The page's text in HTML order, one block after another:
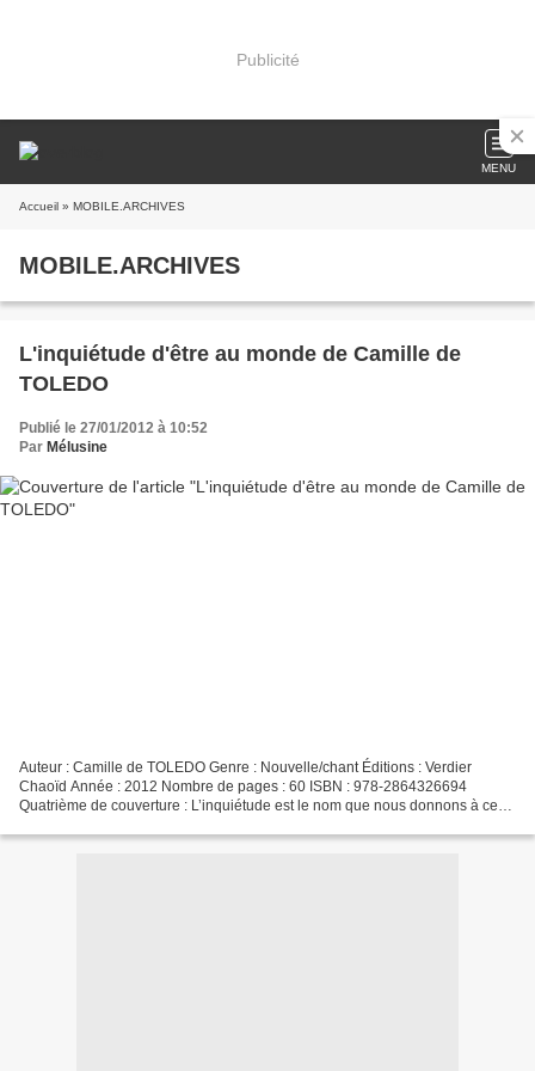
Publicité
MENU
Accueil » MOBILE.ARCHIVES
MOBILE.ARCHIVES
L'inquiétude d'être au monde de Camille de
TOLEDO
Publié le 27/01/2012 à 10:52
Par Mélusine
Auteur : Camille de TOLEDO Genre : Nouvelle/chant Éditions : Verdier
Chaoïd Année : 2012 Nombre de pages : 60 ISBN : 978-2864326694
Quatrième de couverture : L’inquiétude est le nom que nous donnons à ce